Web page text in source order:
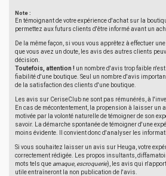
Note :
En témoignant de votre expérience d'achat sur la
permettez aux futurs clients d'être informé avant un
De la même façon, si vous vous apprêtez à effectuer
que vous avez un doute, les avis des autres clients
décision.
Toutefois, attention ! un nombre d'avis trop faible
fiabilité d'une boutique. Seul un nombre d'avis
de la satisfaction des clients d'une boutique.
Les avis sur CeriseClub ne sont pas rémunérés, à
En cas de mécontentement, la propension à laisser un
motivée par la volonté naturelle de témoigner de son
savoir. La démarche spontanée de témoigner d'une
moins évidente. Il convient donc d'analyser les
Si vous souhaitez laisser un avis sur Heuga, votre
correctement rédigée. Les propos insultants,
mots tels que arnaque, escroquerie), les avis qui
utile entraîneront la non publication de l'avis.